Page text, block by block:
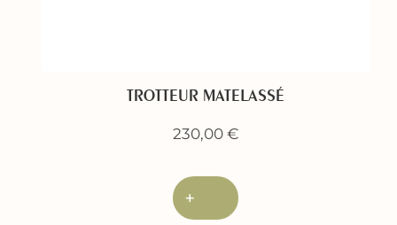
TROTTEUR MATELASSÉ
230,00€
+